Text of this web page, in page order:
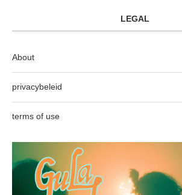
LEGAL
About
privacybeleid
terms of use